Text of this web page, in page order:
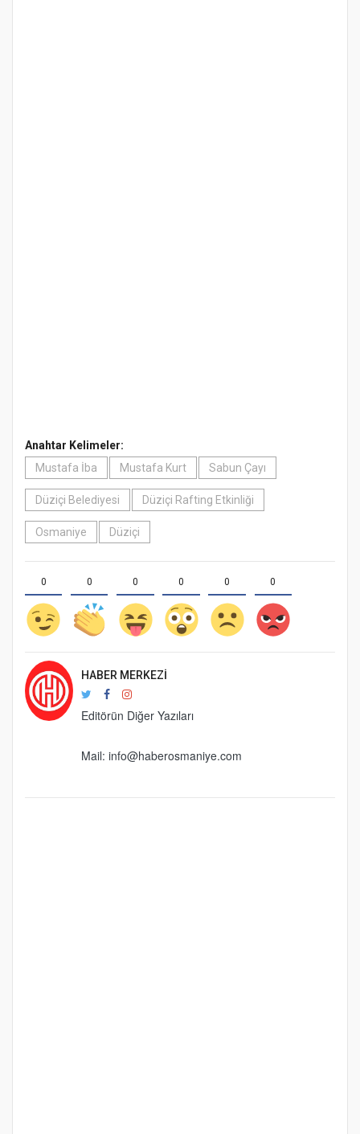
Anahtar Kelimeler:
Mustafa İba
Mustafa Kurt Sabun Çayı
Düziçi Belediyesi Düziçi Rafting Etkinliği
Osmaniye Düziçi
0 0 0 0 0 0
HABER MERKEZI
Editörün Diğer Yazıları
Mail: info@haberosmaniye.com